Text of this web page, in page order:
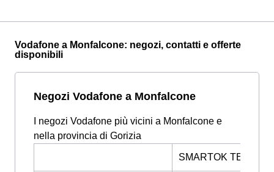
Vodafone a Monfalcone: negozi, contatti e offerte
disponibili
Negozi Vodafone a Monfalcone
I negozi Vodafone più vicini a Monfalcone e
nella provincia di Gorizia
SMARTOK